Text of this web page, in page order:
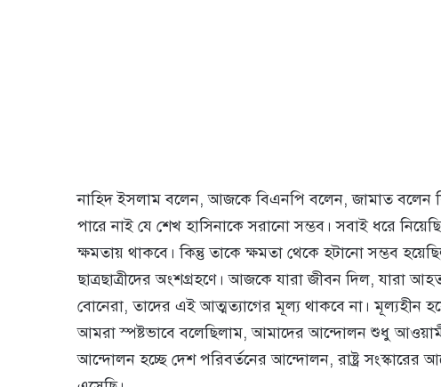
নাহিদ ইসলাম বলেন, আজকে বিএনপি বলেন, জামাত
পারে নাই যে শেখ হাসিনাকে সরানো সম্ভব। সবাই ধরে
ক্ষমতায় থাকবে। কিন্তু তাকে ক্ষমতা থেকে হটানো সম্ভব
ছাত্রছাত্রীদের অংশগ্রহণে। আজকে যারা জীবন দিল, যারা
বোনেরা, তাদের এই আত্মত্যাগের মূল্য থাকবে না। মূল্যহীন
আমরা স্পষ্টভাবে বলেছিলাম, আমাদের আন্দোলন শুধু আওয়ামী
আন্দোলন হচ্ছে দেশ পরিবর্তনের আন্দোলন, রাষ্ট্র